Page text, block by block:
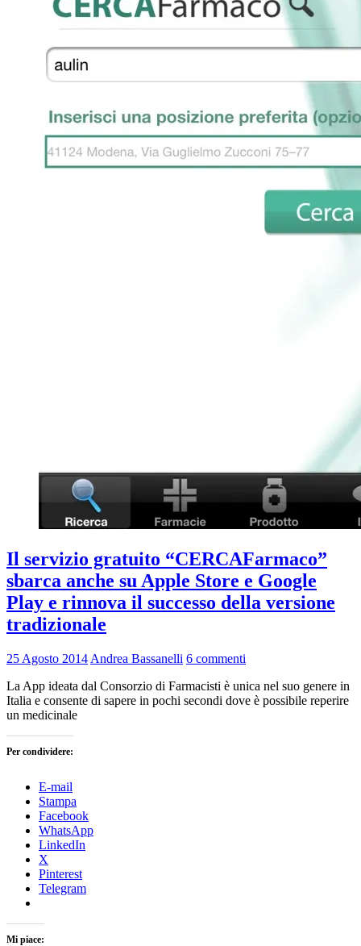
Il servizio gratuito “CERCAFarmaco”
sbarca anche su Apple Store e Google
Play e rinnova il successo della versione
tradizionale
25 Agosto 2014 Andrea Bassanelli 6 commenti
La App ideata dal Consorzio di Farmacisti è unica nel suo genere in
Italia e consente di sapere in pochi secondi dove è possibile reperire
un medicinale
Per condividere:
E-mail
Stampa
Facebook
WhatsApp
LinkedIn
X
Pinterest
Telegram
Mi piace: